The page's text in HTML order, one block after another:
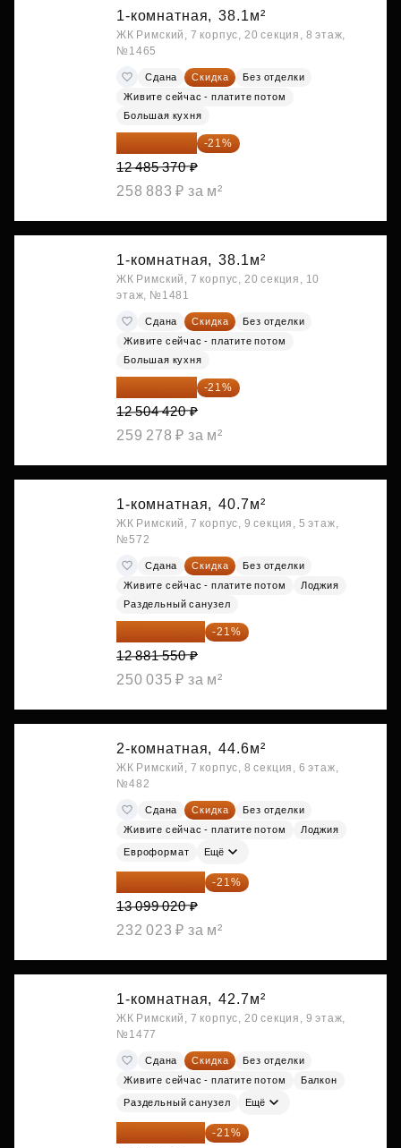
1-комнатная, 38.1м²
ЖК Римский, 7 корпус, 20 секция, 8 этаж,
№1465
Сдана Скидка
Без отделки
Живите сейчас - платите потом
Большая кухня
-21%
12 485 370 ₽
258 883 ₽ за м²
1-комнатная, 38.1м²
ЖК Римский, 7 корпус, 20 секция, 10
этаж, №1481
Сдана Скидка
Без отделки
Живите сейчас - платите потом
Большая кухня
-21%
12 504 420 ₽
259 278 ₽ за м²
1-комнатная, 40.7м²
ЖК Римский, 7 корпус, 9 секция, 5 этаж,
№572
Сдана Скидка
Без отделки
Живите сейчас - платите потом
Лоджия
Раздельный санузел
10 176 425 ₽ -21%
12 881 550 ₽
250 035 ₽ за м²
2-комнатная, 44.6м²
ЖК Римский, 7 корпус, 8 секция, 6 этаж,
№482
Сдана Скидка
Без отделки
Живите сейчас - платите потом
Лоджия
Евроформат Ещё
10 348 226 ₽ -21%
13 099 020 ₽
232 023 ₽ за м²
1-комнатная, 42.7м²
ЖК Римский, 7 корпус, 20 секция, 9 этаж,
№1477
Сдана Скидка
Без отделки
Живите сейчас - платите потом
Балкон
Раздельный санузел Ещё
10 727 094 ₽ -21%